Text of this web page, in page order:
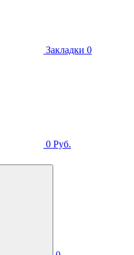
Закладки 0
0 Руб.